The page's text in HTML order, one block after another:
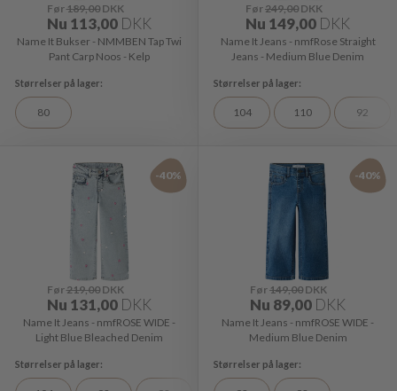
Før189,00DKK
Nu 113,00 DKK
Name It Bukser - NMMBEN Tap Twi
Pant Carp Noos - Kelp
80
Før249,00 DKK
Nu 149,00 DKK
Name It Jeans - nmfRose Straight
Jeans - Medium Blue Denim
104 110 92
-40%
Før219,00DKK
Nu 131,00 DKK
Name It Jeans - nmfROSE WIDE -
Light Blue Bleached Denim
-40%
Før149,00 DKK
Nu 89,00 DKK
Name It Jeans - nmfROSE WIDE -
Medium Blue Denim